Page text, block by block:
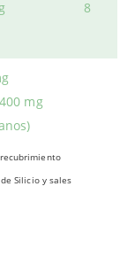
8
mg
Silicio y sales